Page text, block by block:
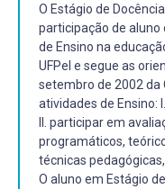
O Estágio de
participação de aluno
de Ensino na
UFPel e segue as
setembro de 2002 da
atividades de Ensino:
II. participar em
programáticos,
técnicas
O aluno em Estágio